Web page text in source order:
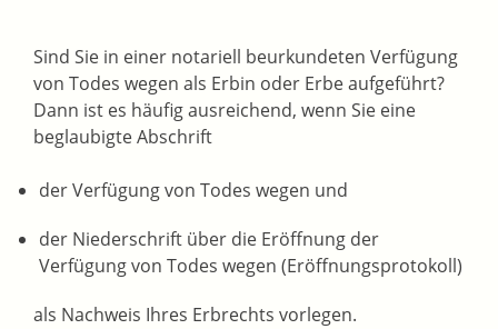
Sind Sie in einer notariell beurkundeten Verfügung
von Todes wegen als Erbin oder Erbe aufgeführt?
Dann ist es häufigausreichend, wenn Sie eine
beglaubigte Abschrift
der Verfügung von Todes wegen und
der Niederschrift über die Eröffnung der
Verfügung von Todes wegen (Eröffnungsprotokoll)
als Nachweis Ihres Erbrechts vorlegen.